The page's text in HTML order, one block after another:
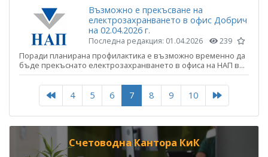
Възможно е прекъсване на
електрозахранването в офис Добрич
на 02.04.2026 г.
Последна редакция: 01.04.2026 239
Поради планирана профилактика е възможно временно да
бъде прекъснато електрозахранването в офиса на НАП в...
4 5 6 7 8 9 10
Счетоводна Кантора КиК